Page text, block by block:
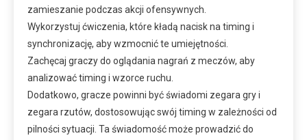
zamieszanie podczas akcji ofensywnych.
Wykorzystuj ćwiczenia, które kładą nacisk na timing i
synchronizację, aby wzmocnić te umiejętności.
Zachęcaj graczy do oglądania nagrań z meczów, aby
analizować timing i wzorce ruchu.
Dodatkowo, gracze powinni być świadomi zegara gry i
zegara rzutów, dostosowując swój timing w zależności od
pilności sytuacji. Ta świadomość może prowadzić do